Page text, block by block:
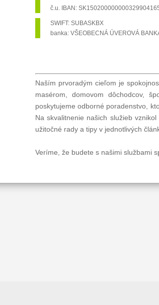
č.u. IBAN:
SWIFT: SUBASKBX
banka: VŠEOBECNÁ ÚVEROVÁ
Naším prvoradým cieľom je
masérom, domovom dôchodcov,
poskytujeme odborné poradenstvo,
Na skvalitnenie našich služieb
užitočné rady a tipy v jednotlivých
Veríme, že budete s našimi službami